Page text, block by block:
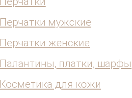
Перчатки мужские
Перчатки женские
Палантины, платки, шарфы
Косметика для кожи